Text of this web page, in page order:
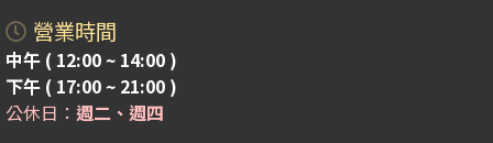
營業時間
中午 ( 12:00 ~ 14:00 )
下午 ( 17:00 ~ 21:00 )
公休日： 週二、週四